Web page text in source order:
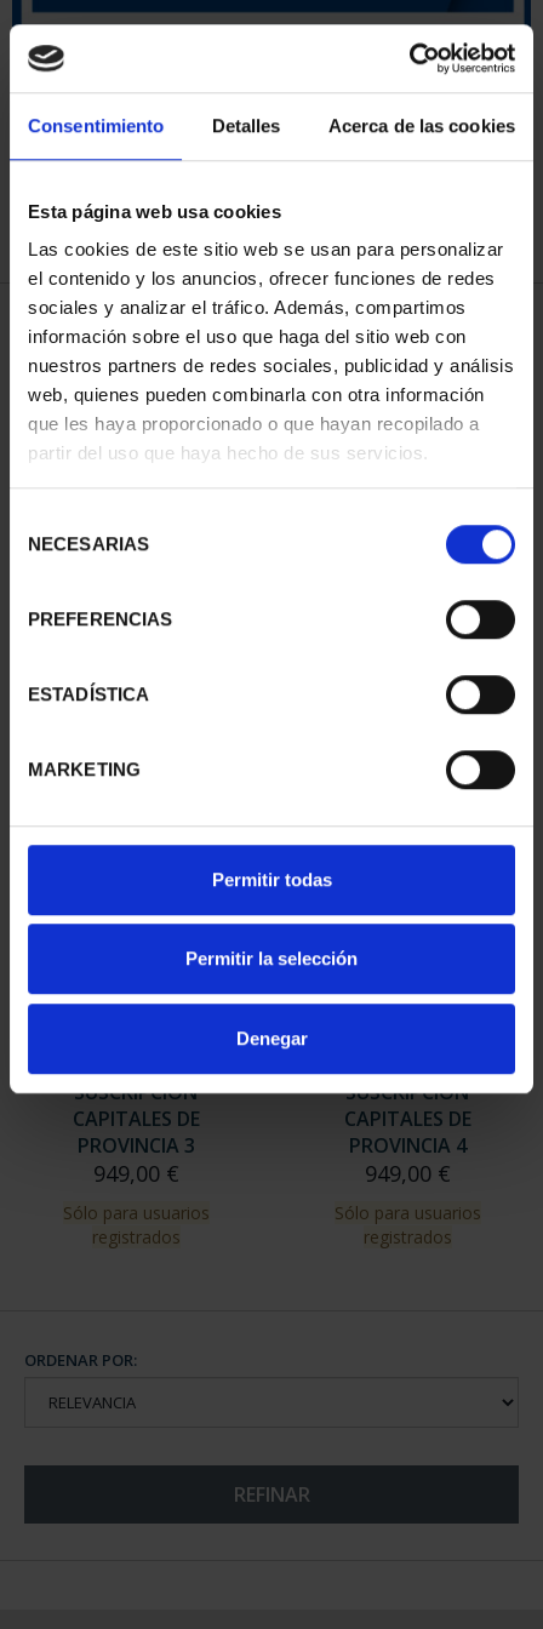
Consentimiento Detalles Acerca de las cookies
Esta página web usa cookies
Las cookies de este sitio web se usan para personalizar
el contenido y los anuncios, ofrecer funciones de redes
sociales y analizar el tráfico. Además, compartimos
información sobre el uso que haga del sitio web con
nuestros partners de redes sociales, publicidad y análisis
web, quienes pueden combinarla con otra información
que les haya proporcionado o que hayan recopilado a
partir del uso que haya hecho de sus servicios.
NECESARIAS
PREFERENCIAS
ESTADÍSTICA
MARKETING
Permitir todas
Permitir la selección
Denegar
REFINAR
4 Productos encontrados
PROVINCIA 1
Sólo para usuarios
SUSCRIPCIÓN
CAPITALES DE
PROVINCIA 2
Sólo para usuarios
registrados
SUSCRIPCIÓN
CAPITALES DE
PROVINCIA 3
949,00 €
Sólo para usuarios
registrados
SUSCRIPCIÓN
CAPITALES DE
PROVINCIA 4
949,00 €
Sólo para usuarios
registrados
ORDENAR POR:
REFINAR